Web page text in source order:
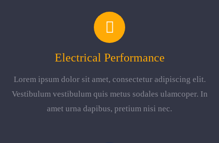
Electrical Performance
Lorem ipsum dolor sit amet, consectetur adipiscing elit.
Vestibulum vestibulum quis metus sodales ulamcoper. In
amet urna dapibus, pretium nisi nec.